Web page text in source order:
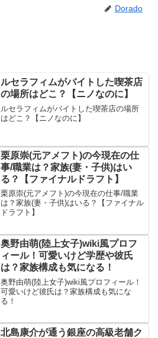
Dorado
ルセラフィムがバイトした喫茶店
の場所はどこ？【ニノなのに】
ルセラフィムがバイトした喫茶店の場所
はどこ？【ニノなのに】
栗原崇(元アメフト)の今現在の仕
事/職業は？家族(妻・子供)はい
る？【ファイナルドラフト】
栗原崇(元アメフト)の今現在の仕事/職業
は？家族(妻・子供)はいる？【ファイナル
ドラフト】
奥野由萌(陸上女子)wiki風プロフ
ィール！可愛いけど学歴や彼氏
は？家族構成も気になる！
奥野由萌(陸上女子)wiki風プロフィール！
可愛いけど彼氏は？家族構成も気にな
る！
北島康介が通う銀座の高級老舗ク